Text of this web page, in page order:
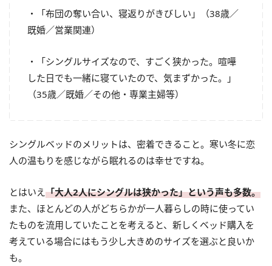
・「布団の奪い合い、寝返りがきびしい」（38歳／
既婚／営業関連）
・「シングルサイズなので、すごく狭かった。喧嘩
した日でも一緒に寝ていたので、気まずかった。」
（35歳／既婚／その他・専業主婦等）
シングルベッドのメリットは、密着できること。寒い冬に恋
人の温もりを感じながら眠れるのは幸せですね。
とはいえ「大人2人にシングルは狭かった」という声も多数。
また、ほとんどの人がどちらかが一人暮らしの時に使ってい
たものを流用していたことを考えると、新しくベッド購入を
考えている場合にはもう少し大きめのサイズを選ぶと良いか
も。